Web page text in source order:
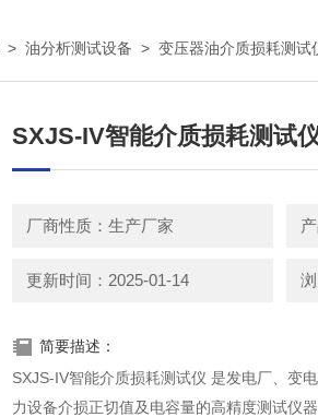
> 油分析测试设备 > 变压器油介质损耗测试
SXJS-IV智能介质损耗测试
厂商性质：生产厂家
更新时间：2025-01-14
简要描述：
SXJS-IV智能介质损耗测试仪 是发电厂、变
力设备介损正切值及电容量的高精度测试仪器